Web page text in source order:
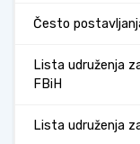
Često
Lista udruženja
FBiH
Lista udruženja